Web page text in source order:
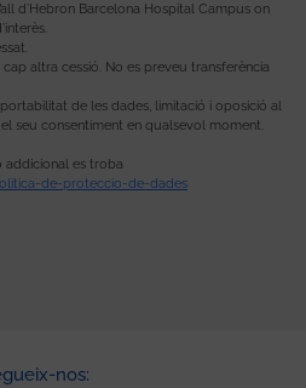
d’Hebron Barcelona Hospital Campus on
cap altra cessió. No es preveu transferència
de les dades, limitació i oposició al
seu consentiment en qualsevol moment.
addicional es troba
de-proteccio-de-dades
nos: